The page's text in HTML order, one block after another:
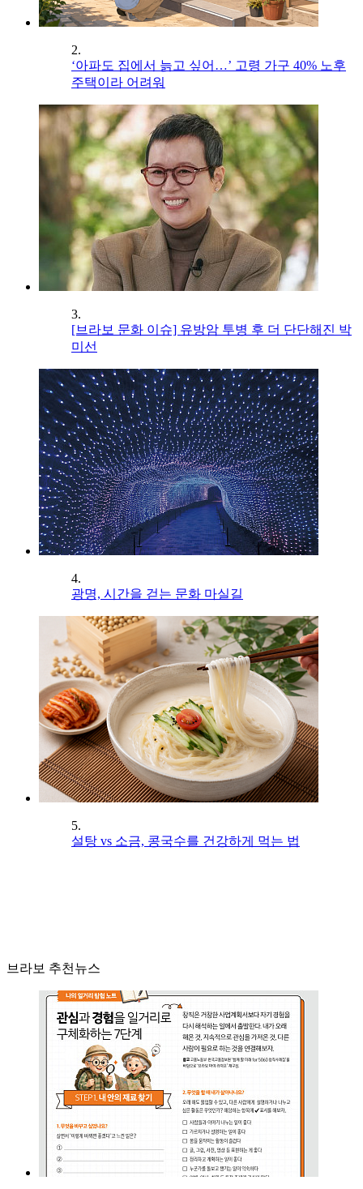
2.
‘아파도 집에서 늙고 싶어…’ 고령 가구 40% 노후
주택이라 어려워
3.
[브라보 문화 이슈] 유방암 투병 후 더 단단해진 박
미선
4.
광명, 시간을 걷는 문화 마실길
5.
설탕 vs 소금, 콩국수를 건강하게 먹는 법
브라보 추천뉴스